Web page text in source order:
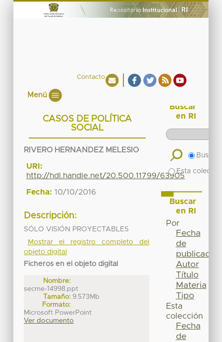
Contacto
Menú
CASOS DE POLÍTICA
SOCIAL
RIVERO HERNANDEZ MELESIO
URI:
http://hdl.handle.net/20.500.11799/63905
Fecha: 10/10/2016
Descripción:
SÓLO VISIÓN PROYECTABLES
Mostrar el registro completo del
objeto digital
Ficheros en el objeto digital
Nombre:
secme-14998.ppt
Tamaño: 9.573Mb
Formato:
Microsoft PowerPoint
Ver documento
Buscar
en RI
Buscar
Esta
Buscar
en RI
Por
Fecha
de
publicación
Autor
Título
Materia
Tipo
Esta
colección
Fecha
de